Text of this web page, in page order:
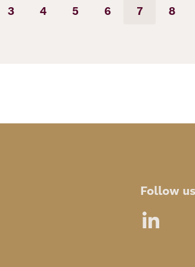
Seite
3 Seite
4 Seite
5 Seite
6 Seite
7 Seite
8
Follow us